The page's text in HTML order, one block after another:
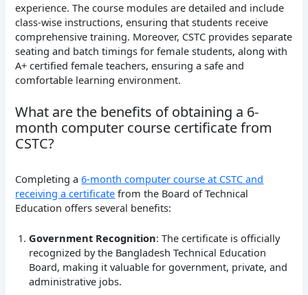
experience. The course modules are detailed and include
class-wise instructions, ensuring that students receive
comprehensive training. Moreover, CSTC provides separate
seating and batch timings for female students, along with
A+ certified female teachers, ensuring a safe and
comfortable learning environment.
What are the benefits of obtaining a 6-
month computer course certificate from
CSTC?
Completing a6-month computer course at CSTC and
receiving a certificate from the Board of Technical
Education offers several benefits:
Government Recognition: The certificate is officially
recognized by the Bangladesh Technical Education
Board, making it valuable for government, private, and
administrative jobs.